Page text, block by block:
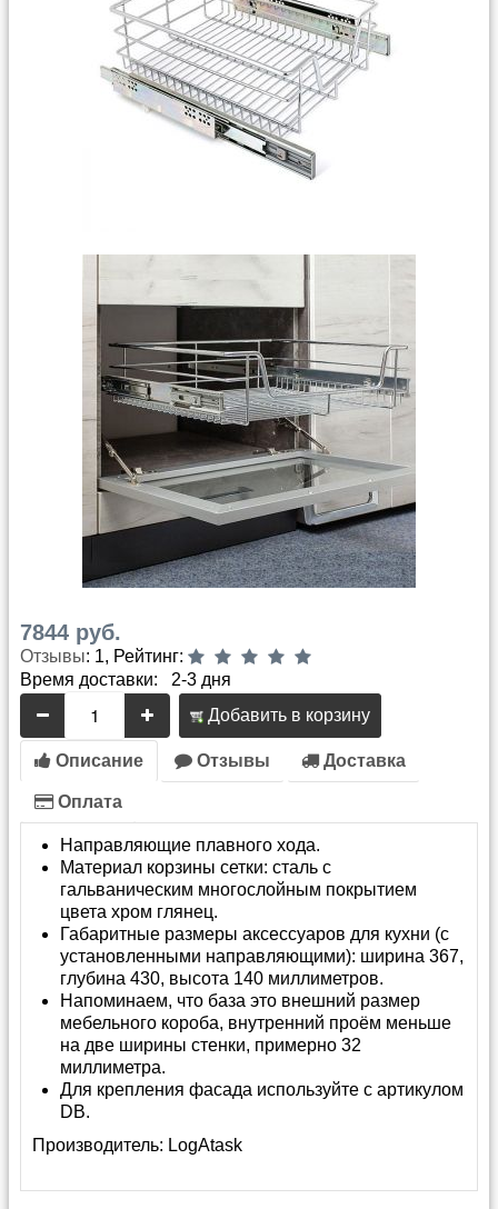
7844 руб.
Отзывы: 1, Рейтинг:
Время доставки: 2-3 дня
Добавить в корзину
Описание Отзывы Доставка
Оплата
Направляющие плавного хода.
Материал корзины сетки: сталь с
гальваническим многослойным покрытием
цвета хром глянец.
Габаритные размеры аксессуаров для кухни (с
установленными направляющими): ширина 367,
глубина 430, высота 140 миллиметров.
Напоминаем, что база это внешний размер
мебельного короба, внутренний проём меньше
на две ширины стенки, примерно 32
миллиметра.
Для крепления фасада используйте с артикулом
DB.
Производитель: LogAtask